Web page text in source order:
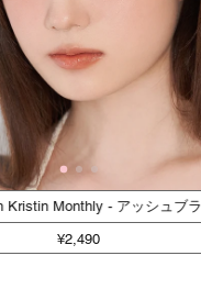
Monthly - アッシュブラ
¥2,490